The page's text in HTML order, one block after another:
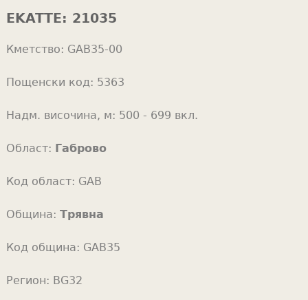
r
m
e
e
EKATTE: 21035
Кметство: GAB35-00
Пощенски код: 5363
Надм. височина, м: 500 - 699 вкл.
Област: Габрово
Код област: GAB
Община: Трявна
Код община: GAB35
Регион: BG32